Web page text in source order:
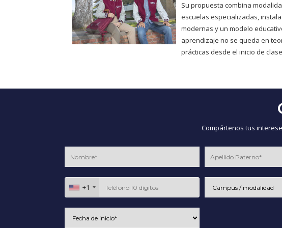
Su propuesta combina
escuelas especializadas,
modernas y un modelo
aprendizaje no se queda en
prácticas desde el inicio de
Compártenos tus
+1